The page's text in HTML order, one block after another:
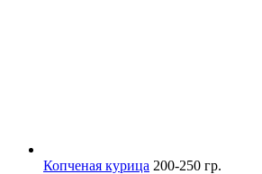
Копченая курица 200-250 гр.